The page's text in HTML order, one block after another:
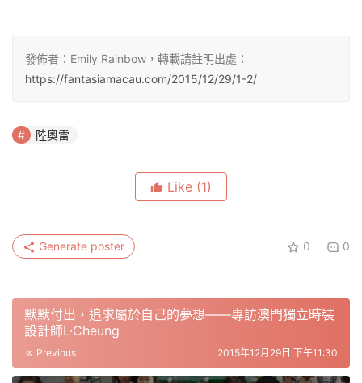
發佈者：Emily Rainbow，轉載請註明出處：
https://fantasiamacau.com/2015/12/29/1-2/
陸奧雷
Like (1)
0 0
Generate poster
默默付出，追求屬於自己的夢想——專訪澳門獨立時裝
設計師L·Cheung
Previous 2015年12月29日 下午11:30